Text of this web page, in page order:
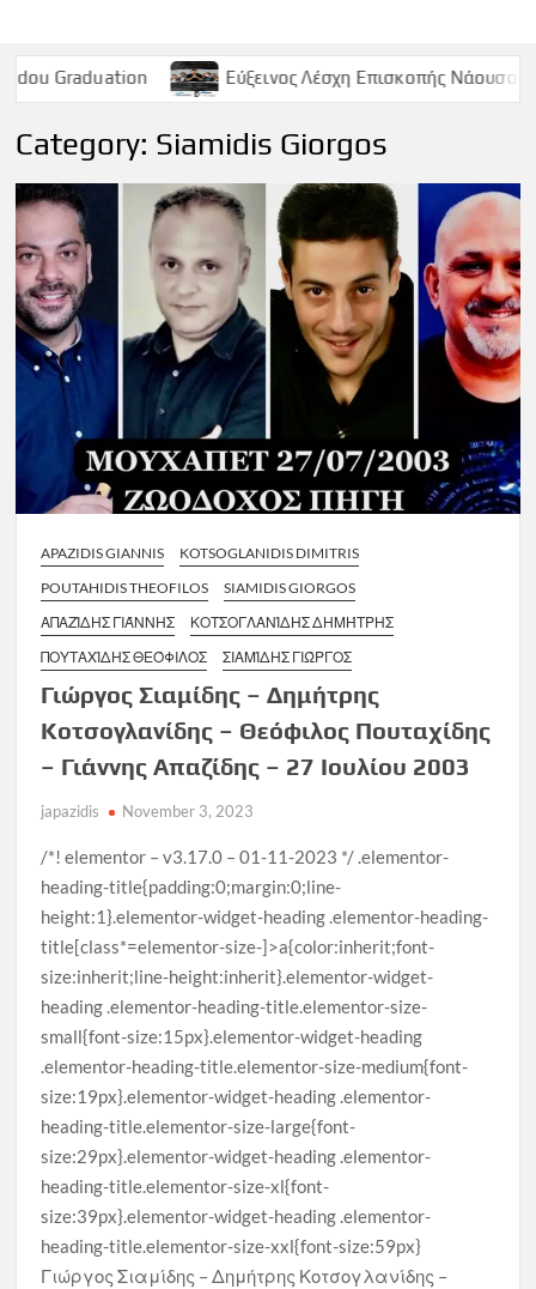
Εύξεινος Λέσχη Επισκοπής Νάουσας – Παρασκευή 9
Category: Siamidis Giorgos
APAZIDIS GIANNIS
KOTSOGLANIDIS DIMITRIS
POUTAHIDIS THEOFILOS
SIAMIDIS GIORGOS
ΑΠΑΖΊΔΗΣ ΓΙΆΝΝΗΣ
ΚΟΤΣΟΓΛΑΝΊΔΗΣ ΔΗΜΉΤΡΗΣ
ΠΟΥΤΑΧΊΔΗΣ ΘΕΌΦΙΛΟΣ
ΣΙΑΜΊΔΗΣ ΓΙΏΡΓΟΣ
Γιώργος Σιαμίδης – Δημήτρης
Κοτσογλανίδης – Θεόφιλος Πουταχίδης
– Γιάννης Απαζίδης – 27 Ιουλίου 2003
japazidis November 3, 2023
/*! elementor – v3.17.0 – 01-11-2023 */ .elementor-
heading-title{padding:0;margin:0;line-
height:1}.elementor-widget-heading .elementor-heading-
title[class*=elementor-size-]>a{color:inherit;font-
size:inherit;line-height:inherit}.elementor-widget-
heading .elementor-heading-title.elementor-size-
small{font-size:15px}.elementor-widget-heading
.elementor-heading-title.elementor-size-medium{font-
size:19px}.elementor-widget-heading .elementor-
heading-title.elementor-size-large{font-
size:29px}.elementor-widget-heading .elementor-
heading-title.elementor-size-xl{font-
size:39px}.elementor-widget-heading .elementor-
heading-title.elementor-size-xxl{font-size:59px}
Γιώργος Σιαμίδης – Δημήτρης Κοτσογλανίδης –